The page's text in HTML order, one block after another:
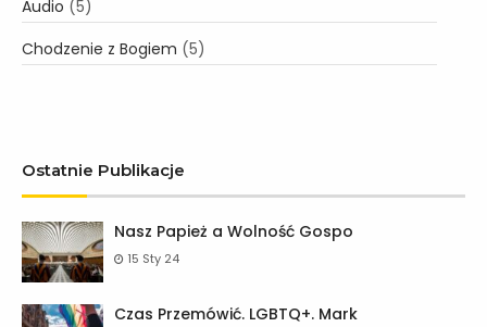
Audio (5)
Chodzenie z Bogiem (5)
Ostatnie Publikacje
Nasz Papież a Wolność Gospo
15 Sty 24
Czas Przemówić. LGBTQ+. Mark